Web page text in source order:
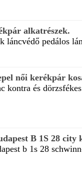
alkatrészek.
láncvédő pedálos
női kerékpár
kontra és
B 1S 28 city
b 1s 28